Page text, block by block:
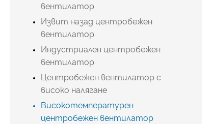
вентилатор
Извит назад центробежен
вентилатор
Индустриален центробежен
вентилатор
Центробежен вентилатор с
високо налягане
Високотемпературен
центробежен вентилатор